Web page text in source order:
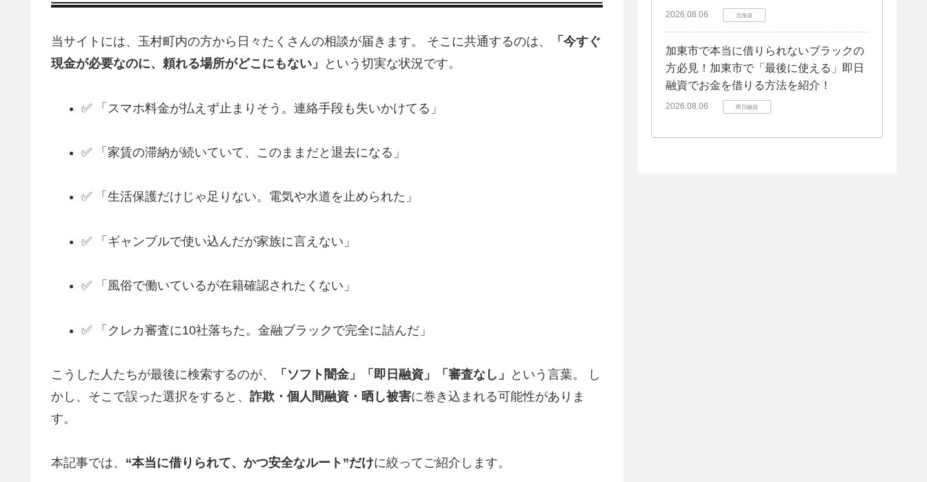
当サイトには、玉村町内の方から日々たくさんの相談が届きます。 そこに共通するのは、
「今すぐ
現金が必要なのに、頼れる場所がどこにもない」
という切実な状況です。
✅ 「スマホ料金が払えず止まりそう。連絡手段も失いかけてる」
✅ 「家賃の滞納が続いていて、このままだと退去になる」
✅ 「生活保護だけじゃ足りない。電気や水道を止められた」
✅ 「ギャンブルで使い込んだが家族に言えない」
✅ 「風俗で働いているが在籍確認されたくない」
✅ 「クレカ審査に10社落ちた。金融ブラックで完全に詰んだ」
こうした人たちが最後に検索するのが、 「ソフト闇金」「即日融資」「審査なし」
という言葉。 し
かし、そこで誤った選択をすると、 詐欺・個人間融資・晒し被害に巻き込まれる可能性がありま
す。
本記事では、 “本当に借りられて、かつ安全なルート”だけに絞ってご紹介します。
2026.08.06 北海道
加東市で本当に借りられないブラックの
方必見！加東市で「最後に使える」即日
融資でお金を借りる方法を紹介！
2026.08.06 即日融資